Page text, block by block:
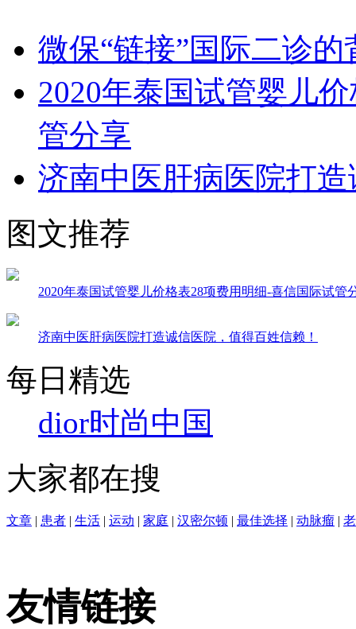
微保“链接”国际二诊
2020年泰国试管婴儿
管分享
济南中医肝病医院打
图文推荐
2020年泰国试管婴儿价格表28项费用明细-喜信国际试管
济南中医肝病医院打造诚信医院，值得百姓信赖！
每日精选
dior时尚中国
大家都在搜
文章 | 患者 | 生活 | 运动 | 家庭 | 汉密尔顿 | 最佳选择 | 动脉瘤 |
友情链接